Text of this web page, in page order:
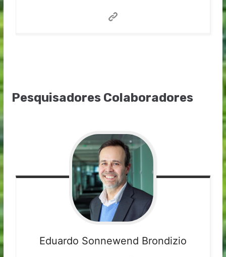
Pesquisadores Colaboradores
Eduardo Sonnewend Brondizio